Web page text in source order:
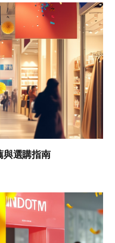
與選購指南